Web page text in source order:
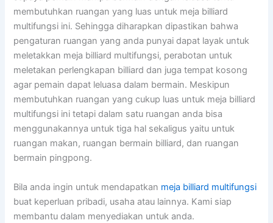
membutuhkan ruangan yang luas untuk meja billiard
multifungsi ini. Sehingga diharapkan dipastikan bahwa
pengaturan ruangan yang anda punyai dapat layak untuk
meletakkan meja billiard multifungsi, perabotan untuk
meletakan perlengkapan billiard dan juga tempat kosong
agar pemain dapat leluasa dalam bermain. Meskipun
membutuhkan ruangan yang cukup luas untuk meja billiard
multifungsi ini tetapi dalam satu ruangan anda bisa
menggunakannya untuk tiga hal sekaligus yaitu untuk
ruangan makan, ruangan bermain billiard, dan ruangan
bermain pingpong.
Bila anda ingin untuk mendapatkan meja billiard multifungsi
buat keperluan pribadi, usaha atau lainnya. Kami siap
membantu dalam menyediakan untuk anda.